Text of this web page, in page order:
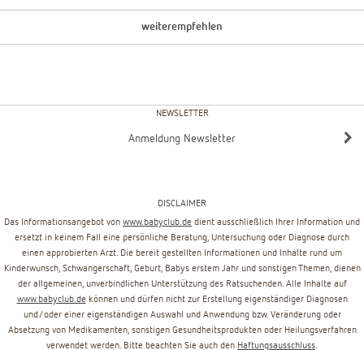
weiterempfehlen
NEWSLETTER
Anmeldung Newsletter
DISCLAIMER
Das Informationsangebot von www.babyclub.de dient ausschließlich Ihrer Information und
ersetzt in keinem Fall eine persönliche Beratung, Untersuchung oder Diagnose durch
einen approbierten Arzt. Die bereit gestellten Informationen und Inhalte rund um
Kinderwunsch, Schwangerschaft, Geburt, Babys erstem Jahr und sonstigen Themen, dienen
der allgemeinen, unverbindlichen Unterstützung des Ratsuchenden. Alle Inhalte auf
www.babyclub.de können und dürfen nicht zur Erstellung eigenständiger Diagnosen
und/oder einer eigenständigen Auswahl und Anwendung bzw. Veränderung oder
Absetzung von Medikamenten, sonstigen Gesundheitsprodukten oder Heilungsverfahren
verwendet werden. Bitte beachten Sie auch den Haftungsausschluss.